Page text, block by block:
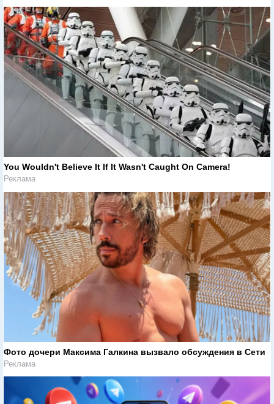
You Wouldn't Believe It If It Wasn't Caught On Camera!
Реклама
Фото дочери Максима Галкина вызвало обсуждения в Сети
Реклама